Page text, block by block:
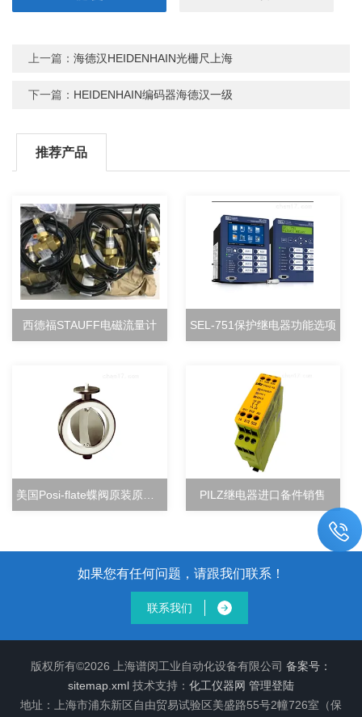
上一篇：海德汉HEIDENHAIN光栅尺上海
下一篇： HEIDENHAIN编码器海德汉一级
推荐产品
西德福STAUFF电磁流量计 SEL-751保护继电器功能选项
PILZ继电器进口备件销售
如果您有任何问题，请跟我们联系！
联系我们
版权所有©2026 上海谱闵工业自动化设备有限公司 备案号：
sitemap.xml 技术支持： 化工仪器网 管理登陆
地址：上海市浦东新区自由贸易试验区美盛路55号2幢726室（保